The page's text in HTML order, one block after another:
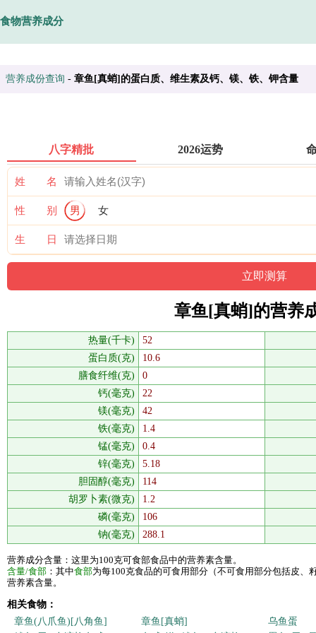
食物营养成分
营养成份查询 - 章鱼[真蛸]的蛋白质、维生素及钙、镁、铁、钾含量
八字精批 2026运势
姓 名
性 别 男 女
生 日
章鱼[真蛸]的营养
热量(千卡)
52
蛋白质(克)
10.6
膳食纤维(克)
0
钙(毫克)
22
镁(毫克)
42
铁(毫克)
1.4
锰(毫克)
0.4
锌(毫克)
5.18
胆固醇(毫克)
114
胡罗卜素(微克)
1.2
磷(毫克)
106
钠(毫克)
288.1
营养成分含量：这里为100克可食部食品中的营养素含量。
含量/食部 ：其中食部为每100克食品的可食用部分（不可食用部分包括皮、
营养素含量。
相关食物：
章鱼(八爪鱼)[八角鱼]
章鱼[真蛸]
乌鱼蛋